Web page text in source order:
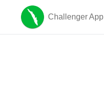
Challenger App